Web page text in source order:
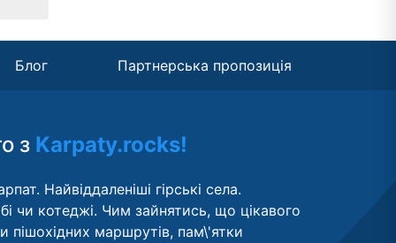
Блог Партнерська пропозиція
з Karpaty.rocks!
Найвіддаленіші гірські села.
чи котеджі. Чим зайнятись, що цікавого
пішохідних маршрутів, пам\'ятки